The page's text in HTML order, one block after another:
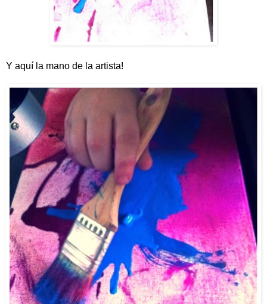
Y aquí la mano de la artista!